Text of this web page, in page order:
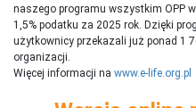
naszego programu wszystkim OPP
1,5% podatku za 2025 rok. Dzięki
użytkownicy przekazali już ponad 1
organizacji.
Więcej informacji na www.e-life.org.pl